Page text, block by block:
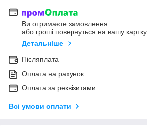
Ви отримаєте замовлення
або гроші повернуться на вашу картку
Детальніше
Післяплата
Оплата на рахунок
Оплата за реквізитами
Всі умови оплати